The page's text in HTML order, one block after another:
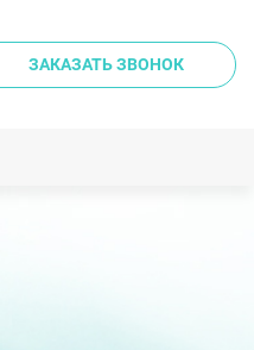
ЗАКАЗАТЬ ЗВОНОК